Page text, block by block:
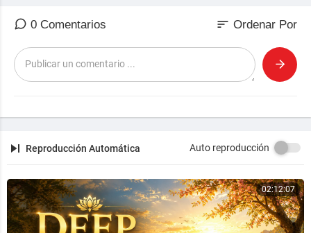
0 Comentarios sort Ordenar Por
Reproducción Automática Auto reproducción
02:12:07